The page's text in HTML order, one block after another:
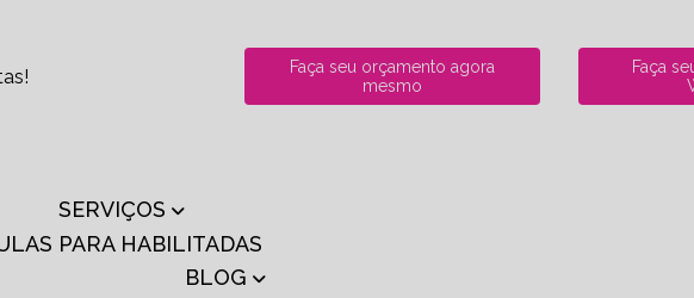
Faça seu orçamento agora
mesmo
Faça
SERVIÇOS
PARA HABILITADAS
BLOG